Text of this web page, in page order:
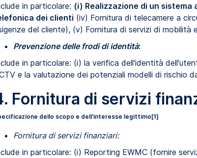
in particolare: (i) Realizzazione di un sistema
dei clienti (iv) Fornitura di telecamere a
del cliente), (v) Fornitura di servizi di mobilità
Prevenzione delle frodi di identità:
in particolare: (i) la verifica dell'identità
e la valutazione dei potenziali modelli di rischio
Fornitura di servizi
dello scopo e dell'interesse legittimo[1]
Fornitura di servizi finanziari:
in particolare: (i) Reporting EWMC (fornire